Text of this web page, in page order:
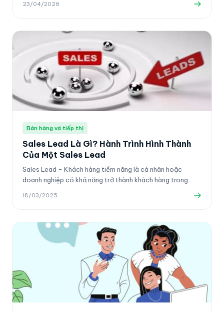
Thương binh và Xã hội, hơn 60% tranh chấp lao động tại
trình — đặc biệt là sa thải trái luật. Bài viết phân tích đầy
đủ 4 hình thức kỷ luật, thời hiệu, quy trình chuẩn và những
lỗi HR phải tránh.
23/04/2026
Bán hàng và tiếp thị
Sales Lead Là Gì? Hành Trình Hình Thành
Của Một Sales Lead
Sales Lead - Khách hàng tiềm năng là cá nhân hoặc
doanh nghiệp có khả năng trở thành khách hàng trong
18/03/2025